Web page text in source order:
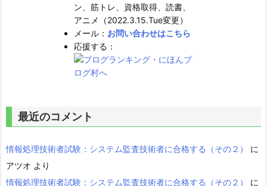
ン、筋トレ、資格取得、読書、
アニメ（2022.3.15.Tue変更）
メール： お問い合わせはこちら
応援する：
最近のコメント
情報処理技術者試験：システム監査技術者に合格する（その２）
に
アツオ より
情報処理技術者試験：システム監査技術者に合格する（その２）
に